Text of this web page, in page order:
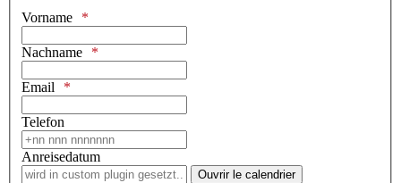
Vorname
Nachname
Email
Telefon
Anreisedatum
Ouvrir le calendrier